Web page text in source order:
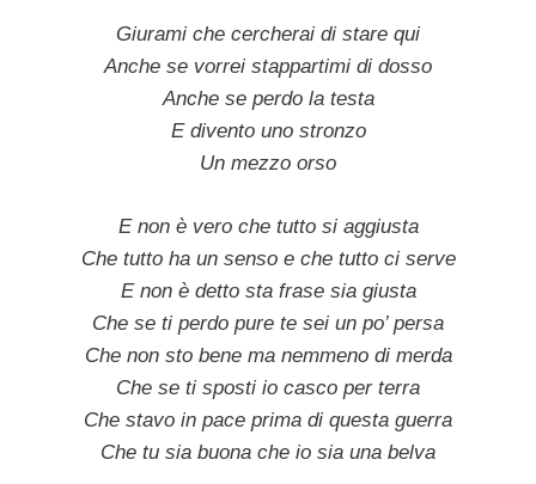
Giurami che cercherai di stare qui
Anche se vorrei stappartimi di dosso
Anche se perdo la testa
E divento uno stronzo
Un mezzo orso
E non è vero che tutto si aggiusta
Che tutto ha un senso e che tutto ci serve
E non è detto sta frase sia giusta
Che se ti perdo pure te sei un po’ persa
Che non sto bene ma nemmeno di merda
Che se ti sposti io casco per terra
Che stavo in pace prima di questa guerra
Che tu sia buona che io sia una belva